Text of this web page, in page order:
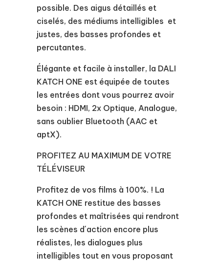
possible. Des aigus détaillés et
ciselés, des médiums intelligibles et
justes, des basses profondes et
percutantes.
Élégante et facile à installer, la DALI
KATCH ONE est équipée de toutes
les entrées dont vous pourrez avoir
besoin : HDMI, 2x Optique, Analogue,
sans oublier Bluetooth (AAC et
aptX).
PROFITEZ AU MAXIMUM DE VOTRE
TÉLÉVISEUR
Profitez de vos films à 100%. ! La
KATCH ONE restitue des basses
profondes et maîtrisées qui rendront
les scènes d´action encore plus
réalistes, les dialogues plus
intelligibles tout en vous proposant